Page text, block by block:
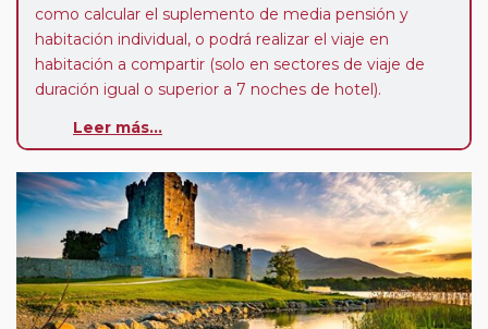
como calcular el suplemento de media pensión y
habitación individual, o podrá realizar el viaje en
habitación a compartir (solo en sectores de viaje de
duración igual o superior a 7 noches de hotel).
Paradas en Ruta:
su viaje, en la ciudad que desee por período de 1, 3, 4 o
7 noches según circuito y fechas de salida. Es
fundamental que el circuito tenga salida posterior a la
fecha escogida y permita la salida deseada. El
suplemento por parada efectuada es de 40 Euros/52
Dólares por persona. Si la parada se realiza para tomar
Leer más...